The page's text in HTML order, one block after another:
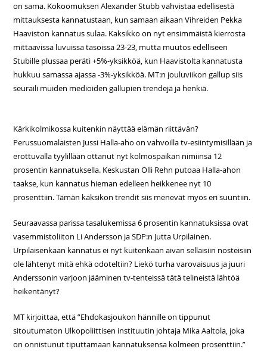
on sama. Kokoomuksen Alexander Stubb vahvistaa edellisestä
mittauksesta kannatustaan, kun samaan aikaan Vihreiden Pekka
Haaviston kannatus sulaa. Kaksikko on nyt ensimmäistä kierrosta
mittaavissa luvuissa tasoissa 23-23, mutta muutos edelliseen
Stubille plussaa peräti +5%-yksikköä, kun Haavistolta kannatusta
hukkuu samassa ajassa -3%-yksikköä. MT:n jouluviikon gallup siis
seuraili muiden medioiden gallupien trendejä ja henkiä.
Kärkikolmikossa kuitenkin näyttää elämän riittävän?
Perussuomalaisten Jussi Halla-aho on vahvoilla tv-esiintymisillään ja
erottuvalla tyylillään ottanut nyt kolmospaikan nimiinsä 12
prosentin kannatuksella. Keskustan Olli Rehn putoaa Halla-ahon
taakse, kun kannatus hieman edelleen heikkenee nyt 10
prosenttiin. Tämän kaksikon trendit siis menevät myös eri suuntiin.
Seuraavassa parissa tasalukemissa 6 prosentin kannatuksissa ovat
vasemmistoliiton Li Andersson ja SDP:n Jutta Urpilainen.
Urpilaisenkaan kannatus ei nyt kuitenkaan aivan sellaisiin nosteisiin
ole lähtenyt mitä ehkä odoteltiin? Liekö turha varovaisuus ja juuri
Anderssonin varjoon jääminen tv-tenteissä tätä telineistä lähtöä
heikentänyt?
MT kirjoittaa, että ”Ehdokasjoukon hännille on tippunut
sitoutumaton Ulkopoliittisen instituutin johtaja Mika Aaltola, joka
on onnistunut tiputtamaan kannatuksensa kolmeen prosenttiin.”